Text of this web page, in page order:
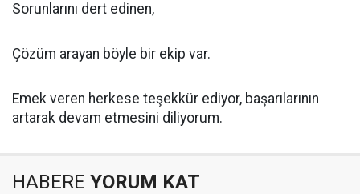
Sorunlarını dert edinen,
Çözüm arayan böyle bir ekip var.
Emek veren herkese teşekkür ediyor, başarılarının
artarak devam etmesini diliyorum.
HABERE YORUM KAT